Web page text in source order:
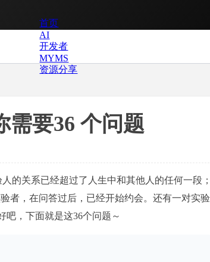
首页
AI
开发者
MYMS
资源分享
需要36 个问题
的关系已经超过了人生中和其他人的任何一段；
者，在问答过后，已经开始约会。还有一对实验
吧，下面就是这36个问题～